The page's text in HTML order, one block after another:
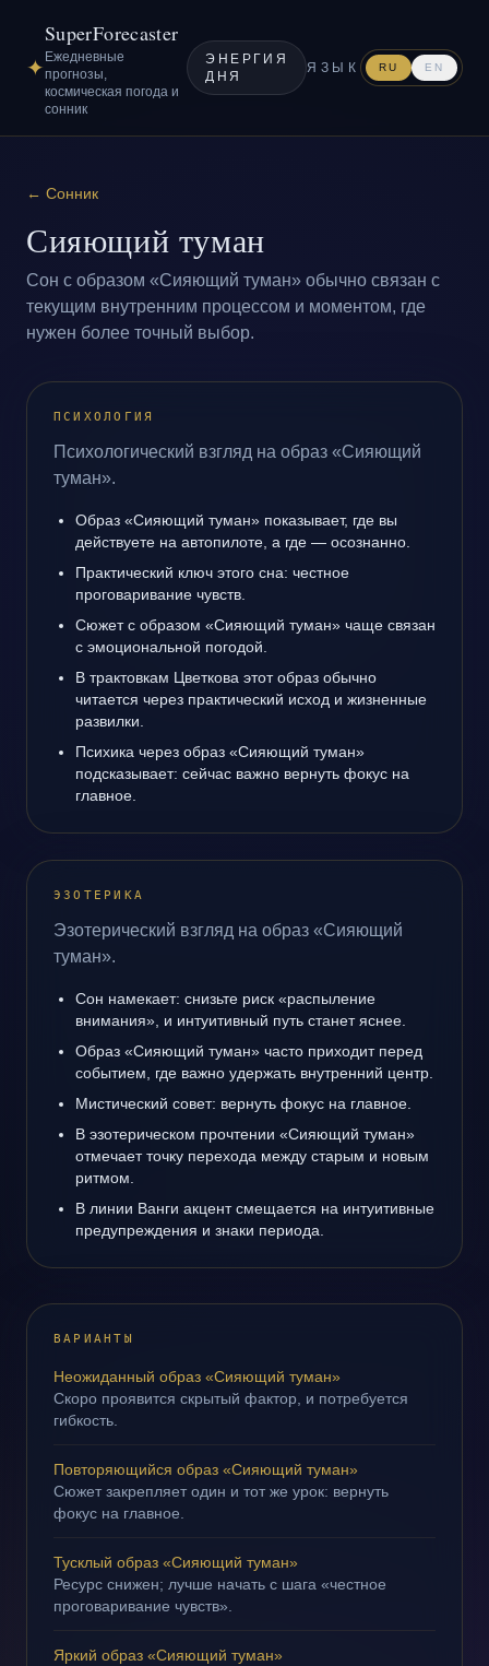
✦
SuperForecaster
Ежедневные
прогнозы,
космическая погода и
сонник
ЭНЕРГИЯ
ДНЯ
ЯЗЫК RU EN
← Сонник
Сияющий туман
Сон с образом «Сияющий туман» обычно связан с
текущим внутренним процессом и моментом, где
нужен более точный выбор.
ПСИХОЛОГИЯ
Психологический взгляд на образ «Сияющий
туман».
Образ «Сияющий туман» показывает, где вы
действуете на автопилоте, а где — осознанно.
Практический ключ этого сна: честное
проговаривание чувств.
Сюжет с образом «Сияющий туман» чаще связан
с эмоциональной погодой.
В трактовкам Цветкова этот образ обычно
читается через практический исход и жизненные
развилки.
Психика через образ «Сияющий туман»
подсказывает: сейчас важно вернуть фокус на
главное.
ЭЗОТЕРИКА
Эзотерический взгляд на образ «Сияющий
туман».
Сон намекает: снизьте риск «распыление
внимания», и интуитивный путь станет яснее.
Образ «Сияющий туман» часто приходит перед
событием, где важно удержать внутренний центр.
Мистический совет: вернуть фокус на главное.
В эзотерическом прочтении «Сияющий туман»
отмечает точку перехода между старым и новым
ритмом.
В линии Ванги акцент смещается на интуитивные
предупреждения и знаки периода.
ВАРИАНТЫ
Неожиданный образ «Сияющий туман»
Скоро проявится скрытый фактор, и потребуется
гибкость.
Повторяющийся образ «Сияющий туман»
Сюжет закрепляет один и тот же урок: вернуть
фокус на главное.
Тусклый образ «Сияющий туман»
Ресурс снижен; лучше начать с шага «честное
проговаривание чувств».
Яркий образ «Сияющий туман»